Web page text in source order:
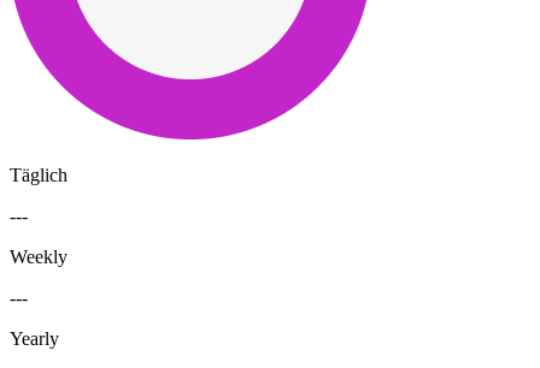
Täglich
---
Weekly
---
Yearly